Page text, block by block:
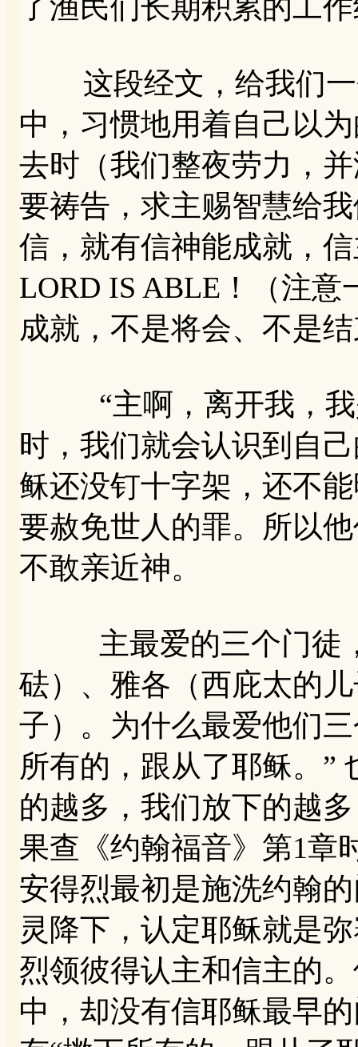
了渔民们长期积累的工
这段经文，给我们一
中，习惯地用着自己以
去时（我们整夜劳力，
要祷告，求主赐智慧给
信，就有信神能成就，
LORD IS ABLE！（注
成就，不是将会、不是
“主啊，离开我，我
时，我们就会认识到自
稣还没钉十字架，还不
要赦免世人的罪。所以
不敢亲近神。
主最爱的三个门徒，
砝）、雅各（西庇太的
子）。为什么最爱他们
所有的，跟从了耶稣。”
的越多，我们放下的越
果查《约翰福音》第1章
安得烈最初是施洗约翰
灵降下，认定耶稣就是
烈领彼得认主和信主的
中，却没有信耶稣最早